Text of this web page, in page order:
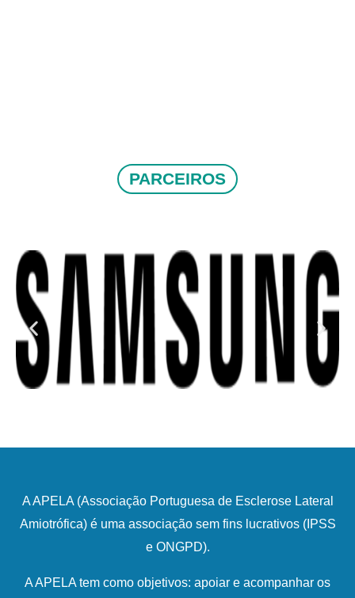
PARCEIROS
A APELA (Associação Portuguesa de Esclerose Lateral
Amiotrófica) é uma associação sem fins lucrativos (IPSS
e ONGPD).
A APELA tem como objetivos: apoiar e acompanhar os